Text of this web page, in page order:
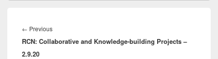
← PreviousPrevious
post:
RCN: Collaborative and Knowledge-building Projects –
2.9.20